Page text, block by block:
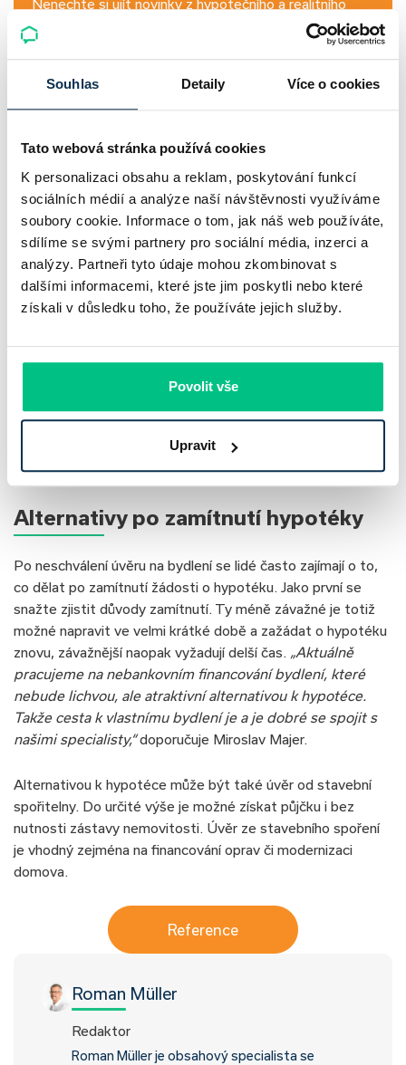
Souhlas Detaily Více o cookies
Tato webová stránka používá cookies
K personalizaci obsahu a reklam, poskytování funkcí
sociálních médií a analýze naší návštěvnosti využíváme
soubory cookie. Informace o tom, jak náš web používáte,
sdílíme se svými partnery pro sociální média, inzerci a
analýzy. Partneři tyto údaje mohou zkombinovat s
dalšími informacemi, které jste jim poskytli nebo které
získali v důsledku toho, že používáte jejich služby.
Povolit vše
Upravit
Nenechte si ujít novinky z hypotečního a realitního
trhu – pro kupující i profesionály.
Přihlásit
Nemovitost v zástavě a hypotéka
Při schvalování hypotéky můžete narazit i z důvodu
nedostatečné hodnoty nemovitost, kdy nevyjde odhad na
potřebnou cenu. Situaci je možné vyřešit dodatečnou
zástavou další nemovitosti nebo navýšením podílu vlastních
zdrojů.
věcnými břemeny. Jednání s bankou mohou zkomplikovat
například scházející projektová dokumentace nebo chybějící
soudní rozhodnutí v případě vypořádání společného jmění
manželů.
Alternativy po zamítnutí hypotéky
Po neschválení úvěru na bydlení se lidé často zajímají o to,
co dělat po zamítnutí žádosti o hypotéku. Jako první se
snažte zjistit důvody zamítnutí. Ty méně závažné je totiž
možné napravit ve velmi krátké době a zažádat o hypotéku
znovu, závažnější naopak vyžadují delší čas.
„Aktuálně
pracujeme na nebankovním financování bydlení, které
nebude lichvou, ale atraktivní alternativou k hypotéce.
Takže cesta k vlastnímu bydlení je a je dobré se spojit s
našimi specialisty,“doporučuje Miroslav Majer.
Alternativou k hypotéce může být také úvěr od stavební
spořitelny. Do určité výše je možné získat půjčku i bez
nutnosti zástavy nemovitosti. Úvěr ze stavebního spoření
je vhodný zejména na financování oprav či modernizaci
domova.
Reference
Roman Müller
Redaktor
Roman Müller je obsahový specialista se